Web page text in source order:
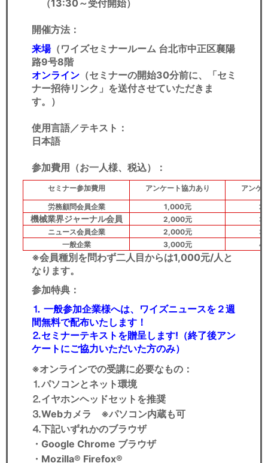
（13:30～受付開始）
開催方法：
来場（ワイズセミナールーム 台北市中正区襄陽
路9号8階
オンライン （セミナーの開始30分前に、「セミ
ナー招待リンク」を送付させていただきま
す。）
使用言語／テキスト：
日本語
参加費用（お一人様、税込）：
セミナー参加費用 アンケート協力あり アンケ
労務顧問会員企業 1,000元
機械業界ジャーナル会員​ 2,000元
ニュース会員企業
2,000元
一般企業
3,000元
※会員種別を問わず二人目からは1,000元/人と
なります。
参加特典：
⒈ 一般参加企業様へは、ワイズニュースを２週
間無料で配布いたします！
⒉セミナーテキスト を贈呈します!（終了後アン
ケートにご協力いただいた方のみ）
※オンラインでの受講に必要なもの ：
⒈パソコンとネット環境
⒉イヤホンヘッドセットを推奨
⒊Webカメラ ※パソコン内蔵も可
⒋下記いずれかのブラウザ
・Google Chrome ブラウザ
・Mozilla® Firefox®